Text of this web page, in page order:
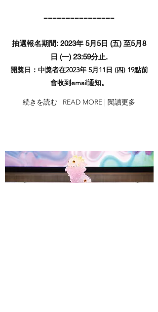
================
抽選報名期間: 2023年 5月5日 (五) 至5月8
日 (一) 23:59分止.
開獎日：中獎者在2023年 5月11日 (四) 19點前
會收到email通知。
続きを読む | READ MORE | 閱讀更多